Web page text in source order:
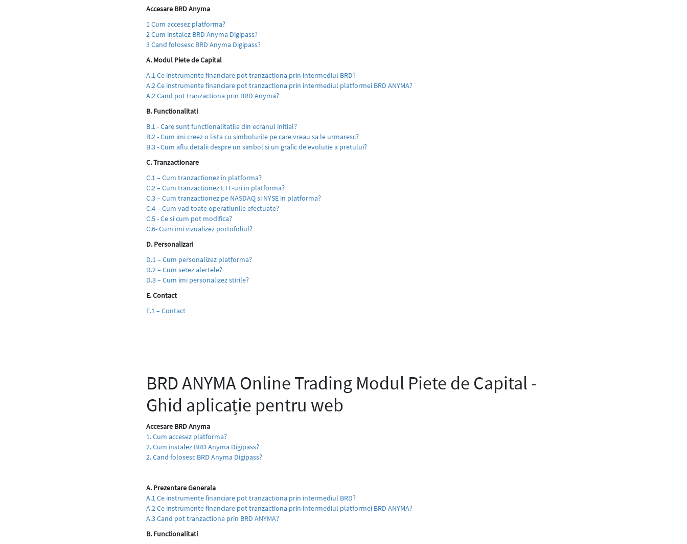
Accesare BRD Anyma
1 Cum accesez platforma?
2 Cum instalez BRD Anyma Digipass?
3 Cand folosesc BRD Anyma Digipass?
A. Modul Piete de Capital
A.1 Ce instrumente financiare pot tranzactiona prin intermediul BRD?
A.2 Ce instrumente financiare pot tranzactiona prin intermediul platformei BRD ANYMA?
A.2 Cand pot tranzactiona prin BRD Anyma?
B. Functionalitati
B.1 - Care sunt functionalitatile din ecranul initial?
B.2 - Cum imi creez o lista cu simbolurile pe care vreau sa le urmaresc?
B.3 - Cum aflu detalii despre un simbol si un grafic de evolutie a pretului?
C. Tranzactionare
C.1 – Cum tranzactionez in platforma?
C.2 – Cum tranzactionez ETF-uri in platforma?
C.3 – Cum tranzactionez pe NASDAQ si NYSE in platforma?
C.4 – Cum vad toate operatiunile efectuate?
C.5 - Ce si cum pot modifica?
C.6- Cum imi vizualizez portofoliul?
D. Personalizari
D.1 – Cum personalizez platforma?
D.2 – Cum setez alertele?
D.3 – Cum imi personalizez stirile?
E. Contact
E.1 – Contact
BRD ANYMA Online Trading Modul Piete de Capital -
Ghid aplicație pentru web
Accesare BRD Anyma
1. Cum accesez platforma?
2. Cum instalez BRD Anyma Digipass?
2. Cand folosesc BRD Anyma Digipass?
A. Prezentare Generala
A.1 Ce instrumente financiare pot tranzactiona prin intermediul BRD?
A.2 Ce instrumente financiare pot tranzactiona prin intermediul platformei BRD ANYMA?
A.3 Cand pot tranzactiona prin BRD ANYMA?
B. Functionalitati